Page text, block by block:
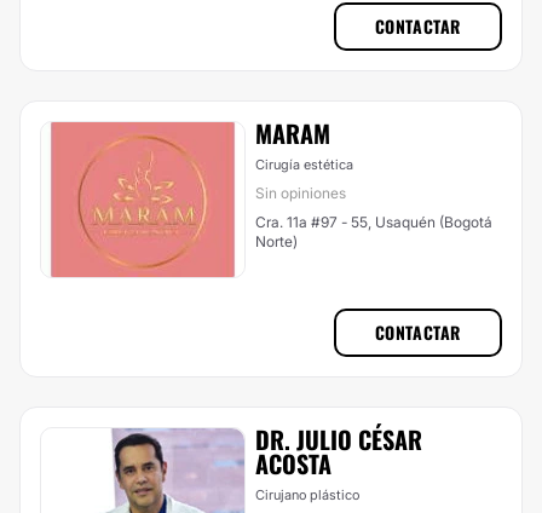
CONTACTAR
MARAM
Cirugía estética
Sin opiniones
Cra. 11a #97 - 55, Usaquén (Bogotá
Norte)
CONTACTAR
DR. JULIO CÉSAR
ACOSTA
Cirujano plástico